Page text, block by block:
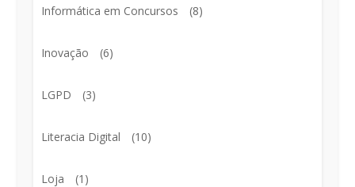
Informática em Concursos (8)
Inovação (6)
LGPD (3)
Literacia Digital (10)
Loja (1)